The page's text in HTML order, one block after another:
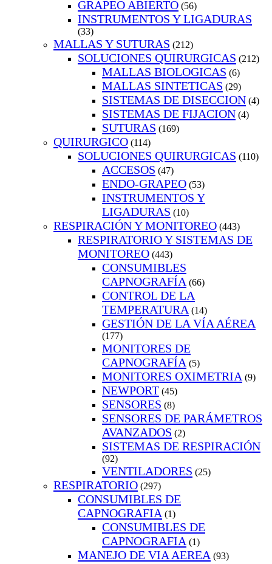
GRAPEO ABIERTO (56)
INSTRUMENTOS Y LIGADURAS
(33)
MALLAS Y SUTURAS (212)
SOLUCIONES QUIRURGICAS (212)
MALLAS BIOLOGICAS (6)
MALLAS SINTETICAS (29)
SISTEMAS DE DISECCION (4)
SISTEMAS DE FIJACION (4)
SUTURAS (169)
QUIRURGICO (114)
SOLUCIONES QUIRURGICAS (110)
ACCESOS (47)
ENDO-GRAPEO (53)
INSTRUMENTOS Y
LIGADURAS (10)
RESPIRACIÓN Y MONITOREO (443)
RESPIRATORIO Y SISTEMAS DE
MONITOREO (443)
CONSUMIBLES
CAPNOGRAFÍA (66)
CONTROL DE LA
TEMPERATURA (14)
GESTIÓN DE LA VÍA AÉREA
(177)
MONITORES DE
CAPNOGRAFÍA (5)
MONITORES OXIMETRIA (9)
NEWPORT (45)
SENSORES (8)
SENSORES DE PARÁMETROS
AVANZADOS (2)
SISTEMAS DE RESPIRACIÓN
(92)
VENTILADORES (25)
RESPIRATORIO (297)
CONSUMIBLES DE
CAPNOGRAFIA (1)
CONSUMIBLES DE
CAPNOGRAFIA (1)
MANEJO DE VIA AEREA (93)